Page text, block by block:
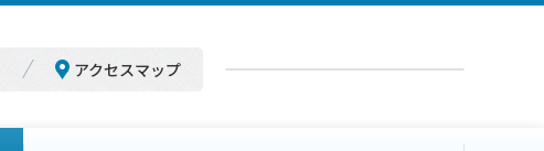
アクセスマップ